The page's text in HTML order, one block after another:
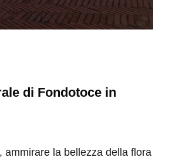
di Fondotoce in
ammirare la bellezza della flora